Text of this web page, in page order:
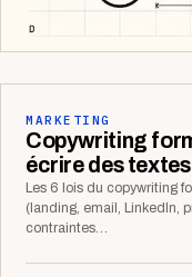
MARKETING
Copywriting
écrire des
Les 6 lois du copywriting
(landing, email, LinkedIn,
contraintes…